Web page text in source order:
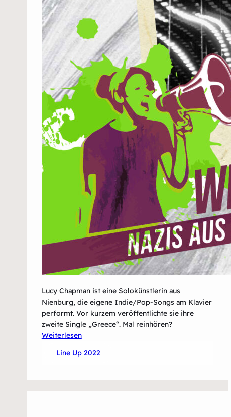
Lucy Chapman ist eine Solokünstlerin aus
Nienburg, die eigene Indie/Pop-Songs am Klavier
performt. Vor kurzem veröffentlichte sie ihre
zweite Single „Greece“. Mal reinhören?
Weiterlesen:
Chapman
Line Up 2022